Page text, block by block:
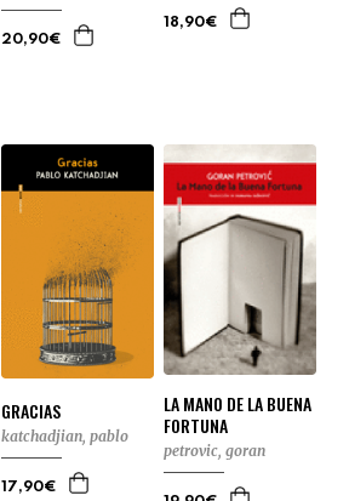
20,90€
18,90€
GRACIAS
katchadjian, pablo
17,90€
LA MANO DE LA BUENA
FORTUNA
petrovic, goran